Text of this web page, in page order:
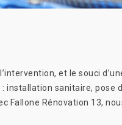
et le souci
installation sanitaire, pose
Fallone Rénovation 13,